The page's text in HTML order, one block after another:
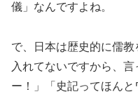
儀」なんですよね。
で、日本は歴史的に儒
入れてないですから、
ー！」「史記ってほん